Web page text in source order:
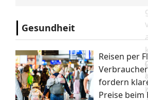
Gesundheit
Reisen per
fordern
Preise beim